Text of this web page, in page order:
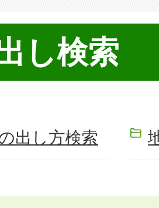
し検索
出し方検索